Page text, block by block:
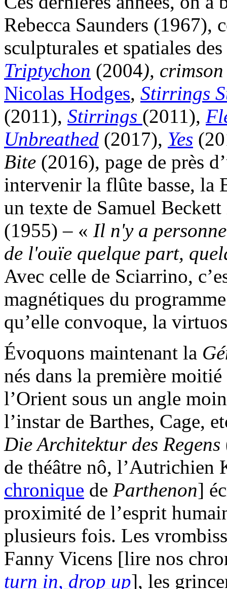
Rebecca Saunders (1967),
sculpturales et spatiales
Triptychon (2004),
Nicolas Hodges, Stirrings
(2011), Stirrings (2011),
Unbreathed (2017), Yes
Bite (2016), page de près
intervenir la flûte basse, la
un texte de Samuel
(1955) – « Il n'y a
de l'ouïe quelque part,
Avec celle de Sciarrino,
magnétiques du
qu’elle convoque, la
Évoquons maintenant la
nés dans la première
l’Orient sous un angle
l’instar de Barthes, Cage,
Die Architektur des Regens
de théâtre nô,
chronique de Parthenon]
proximité de l’esprit
plusieurs fois. Les
Fanny Vicens [lire nos
turn in, drop up], les